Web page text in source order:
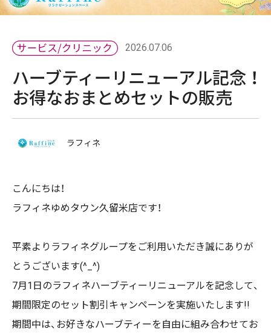
2026.07.06
ハーブティーリニューアル記念 ！
お得なおまとめセットの販売
ラフィネ
こんにちは！
ラフィネゆめタウン久留米店です！
平素よりラフィネグループをご利用いただき誠にありが
とうございます(^_^)
7月1日のラフィネハーブティーリニューアルを記念して、
期間限定のセット割引キャンペーンを実施いたします!!
期間中は、お好きなハーブティーを自由に組み合わせてお